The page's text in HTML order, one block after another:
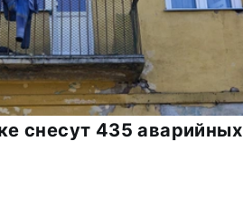
снесут 435 аварийных